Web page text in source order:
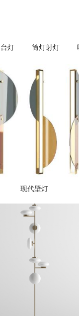
台灯 筒灯射灯
现代壁灯